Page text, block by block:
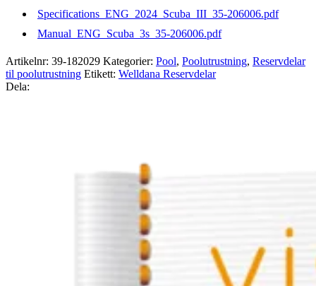
Specifications_ENG_2024_Scuba_III_35-206006.pdf
Manual_ENG_Scuba_3s_35-206006.pdf
Artikelnr: 39-182029 Kategorier: Pool, Poolutrustning, Reservdelar
til poolutrustning Etikett: Welldana Reservdelar
Dela: